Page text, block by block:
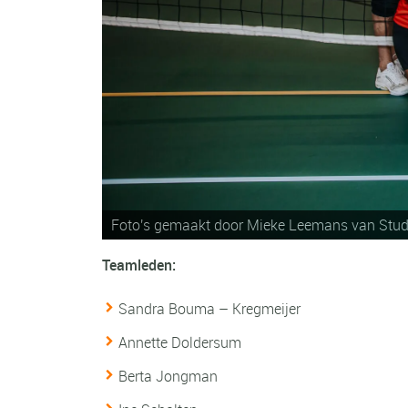
Foto's gemaakt door Mieke Leemans van
Foto's gemaakt door Mieke Leemans van
Teamleden:
Sandra Bouma – Kregmeijer
Annette Doldersum
Berta Jongman